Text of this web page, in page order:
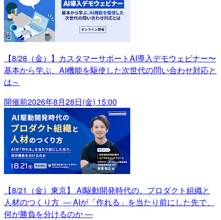
【8/28（金）】カスタマーサポートAI導入デモウェビナー〜
基本から学ぶ、AI機能を駆使した次世代の問い合わせ対応と
は～
開催前2026年8月28日(金) 15:00
【8/21（金）東京】 AI駆動開発時代の、プロダクト組織と
人材のつくり方 ― AIが「作れる」を当たり前にした先で、
何が勝負を分けるのか ―